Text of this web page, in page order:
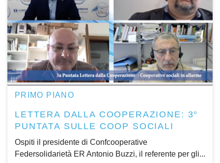
PRIMO PIANO
LETTERA DALLA COOPERAZIONE: 3°
PUNTATA SULLE COOP SOCIALI
Ospiti il presidente di Confcooperative
Federsolidarietà ER Antonio Buzzi, il referente per gli...